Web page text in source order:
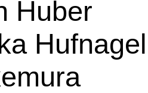
Huber
Hufnagel